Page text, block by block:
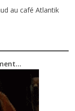
au café Atlantik